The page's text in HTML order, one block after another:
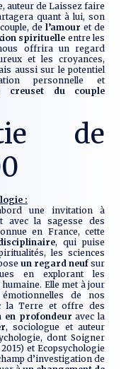
auteur de Laissez faire
quant à lui, son
de l’amour et de
spirituelle entre les
offrira un regard
et les croyances,
aussi sur le potentiel
personnelle et
creuset du couple
de
:
une invitation à
avec la sagesse des
en France, cette
, qui puise
les sciences
un regard neufsur
en explorant les
Elle met à jour
de nos
la Terre et offre des
en profondeuravec la
, sociologue et auteur
dont Soigner
etEcopsychologie
d’investigation de